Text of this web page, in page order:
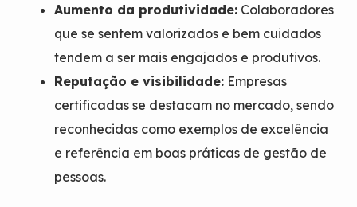
Aumento da produtividade:Colaboradores
que se sentem valorizados e bem cuidados
tendem a ser mais engajados e produtivos.
Reputação e visibilidade:Empresas
certificadas se destacam no mercado, sendo
reconhecidas como exemplos de excelência
e referência em boas práticas de gestão de
pessoas.